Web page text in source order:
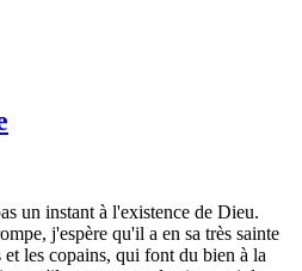
un instant à l'existence de Dieu.
j'espère qu'il a en sa très sainte
et les copains, qui font du bien à la